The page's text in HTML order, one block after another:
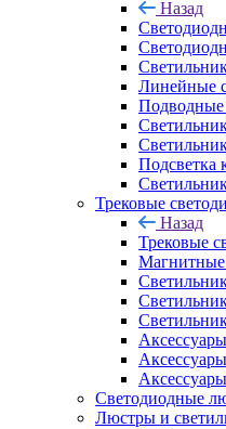
Назад
Линейные
Подводные
Подсветка
Трековые
Назад
Трековые
Магнитные
Светодиодные
Люстры и